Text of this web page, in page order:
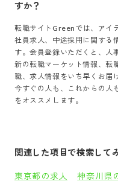
すか？
転職サイトGreenでは、 アイ
社員求人、中途採用に関する
す。会員登録いただくと、 人
新の転職マーケット情報、転
職、求人情報をいち早くお届
今すぐの人も、これからの人
をオススメします。
関連した項目で検索して
東京都の求人 神奈川県